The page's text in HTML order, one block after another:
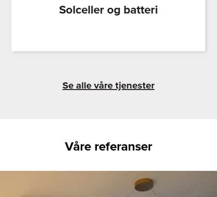
Solceller og batteri
Se alle våre tjenester
Våre referanser